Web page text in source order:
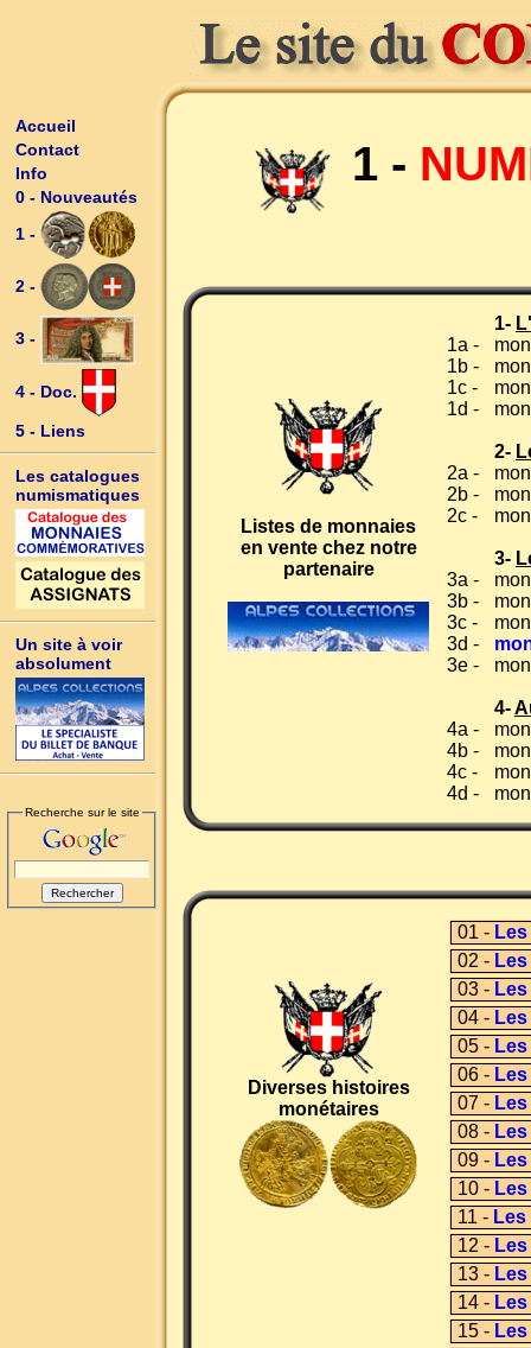
Accueil
Contact
Info
0 - Nouveautés
1 -
2 -
3 -
4 - Doc.
5 - Liens
Les catalogues
numismatiques
Un site à voir
absolument
Recherche sur le site
1 -
Listes de monnaies
en vente chez notre
partenaire
1-
1a -
1b -
1c -
1d -
2-
2a -
2b -
2c -
3-
3a -
3b -
3c -
3d -
3e -
4-
4a -
4b -
4c -
4d -
Diverses histoires
monétaires
01 -
02 -
03 -
04 -
05 -
06 -
07 -
08 -
09 -
10 -
11 -
12 -
13 -
14 -
15 -